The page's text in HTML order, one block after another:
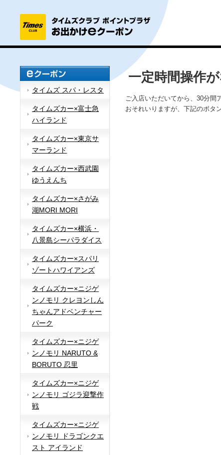
タイムズ スパ・レスタ
タイムズカー×富士急
ハイランド
タイムズカー×東京サ
マーランド
タイムズカー×西武園
ゆうえんち
タイムズカー×さがみ
湖MORI MORI
タイムズカー×横浜・
八景島シーパラダイス
タイムズカー×スパリ
ゾートハワイアンズ
タイムズカー×ニジゲ
ンノモリ クレヨンしん
ちゃんアドベンチャー
パーク
タイムズカー×ニジゲ
ンノモリ NARUTO &
BORUTO 忍里
タイムズカー×ニジゲ
ンノモリ ゴジラ迎撃作
戦
タイムズカー×ニジゲ
ンノモリ ドラゴンクエ
スト アイランド
一定時間操作
ご入店いただいてから、30分間
おそれいりますが、下記のボタ